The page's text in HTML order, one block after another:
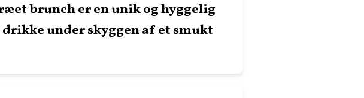
brunch er en unik og hyggelig
under skyggen af et smukt